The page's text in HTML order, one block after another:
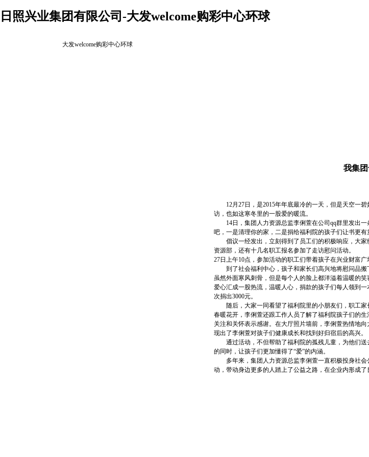
日照兴业集团有限公司-大发welcome购彩中心环球
大发welcome购彩中心环球
我集
12月27日，是2015年年底最冷的一天，但是天空一碧
访，也如这寒冬里的一股爱的暖流。
14日，集团人力资源总监李俐萱在公司qq群里发出一
吧，一是清理你的家，二是捐给福利院的孩子们让书更
倡议一经发出，立刻得到了员工们的积极响应，大家
资源部，还有十几名职工报名参加了走访慰问活动。
27日上午10点，参加活动的职工们带着孩子在兴业财富
到了社会福利中心，孩子和家长们高兴地将慰问品搬
虽然外面寒风刺骨，但是每个人的脸上都洋溢着温暖的
爱心汇成一股热流，温暖人心，捐款的孩子们每人领到
次捐出3000元。
随后，大家一同看望了福利院里的小朋友们，职工家
春暖花开，李俐萱还跟工作人员了解了福利院孩子们的
关注和关怀表示感谢。在大厅照片墙前，李俐萱热情地
现出了李俐萱对孩子们健康成长和找到好归宿后的高兴。
通过活动，不但帮助了福利院的孤残儿童，为他们送
的同时，让孩子们更加懂得了“爱”的内涵。
多年来，集团人力资源总监李俐萱一直积极投身社会
动，带动身边更多的人踏上了公益之路，在企业内形成